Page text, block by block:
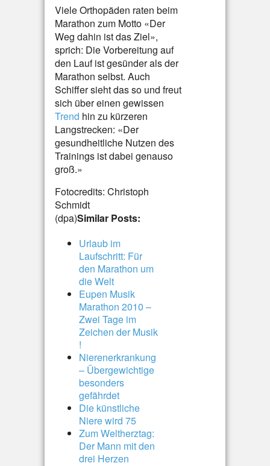
Viele Orthopäden raten beim
Marathon zum Motto «Der
Weg dahin ist das Ziel»,
sprich: Die Vorbereitung auf
den Lauf ist gesünder als der
Marathon selbst. Auch
Schiffer sieht das so und freut
sich über einen gewissen
Trend hin zu kürzeren
Langstrecken: «Der
gesundheitliche Nutzen des
Trainings ist dabei genauso
groß.»
Fotocredits: Christoph
Schmidt
(dpa)Similar Posts:
Urlaub im
Laufschritt: Für
den Marathon um
die Welt
Eupen Musik
Marathon 2010 –
Zwei Tage im
Zeichen der Musik
!
Nierenerkrankung
– Übergewichtige
besonders
gefährdet
Die künstliche
Niere wird 75
Zum Weltherztag:
Der Mann mit den
drei Herzen